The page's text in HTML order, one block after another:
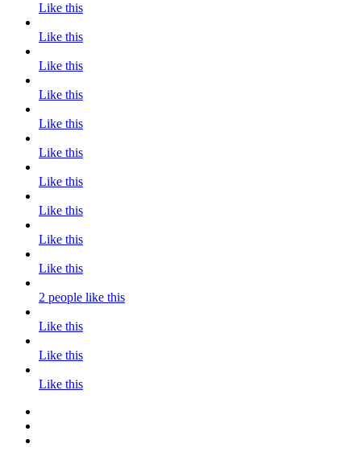
Like this
Like this
Like this
Like this
Like this
Like this
Like this
Like this
Like this
Like this
2 people like this
Like this
Like this
Like this